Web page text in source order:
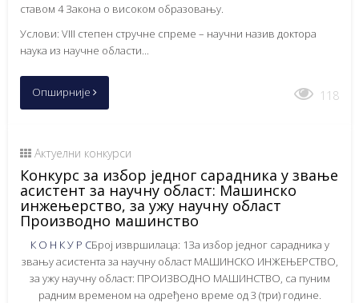
ставом 4 Закона о високом образовању.
Услови: VIII степен стручне спреме – научни назив доктора
наука из научне области...
Опширније 118
Актуелни конкурси
Конкурс за избор једног сарадника у звање
асистент за научну област: Машинско
инжењерство, за ужу научну област
Производно машинство
К О Н К У Р СБрој извршилаца: 1За избор једног сарадника у
звању асистента за научну област МАШИНСКО ИНЖЕЊЕРСТВО,
за ужу научну област: ПРОИЗВОДНО МАШИНСТВО, са пуним
радним временом на одређено време од 3 (три) године.